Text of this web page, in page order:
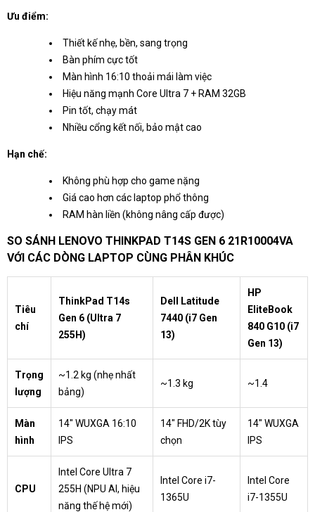
Ưu điểm:
Thiết kế nhẹ, bền, sang trọng
Bàn phím cực tốt
Màn hình 16:10 thoải mái làm việc
Hiệu năng mạnh Core Ultra 7 + RAM 32GB
Pin tốt, chạy mát
Nhiều cổng kết nối, bảo mật cao
Hạn chế:
Không phù hợp cho game nặng
Giá cao hơn các laptop phổ thông
RAM hàn liền (không nâng cấp được)
SO SÁNH LENOVO THINKPAD T14S GEN 6 21R10004VA
VỚI CÁC DÒNG LAPTOP CÙNG PHÂN KHÚC
Tiêu
chí
ThinkPad T14s
Gen 6 (Ultra 7
255H)
Dell Latitude
7440 (i7 Gen
13)
HP
EliteBook
840 G10 (i7
Gen 13)
Trọng
lượng
~1.2 kg (nhẹ nhất
bảng)
~1.3 kg ~1.4
Màn
hình
14" WUXGA 16:10
IPS
14" FHD/2K tùy
chọn
14" WUXGA
IPS
CPU
Intel Core Ultra 7
255H (NPU AI, hiệu
năng thế hệ mới)
Intel Core i7-
1365U
Intel Core
i7-1355U